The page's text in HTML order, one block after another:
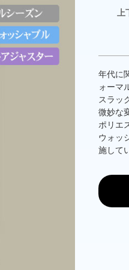
年代に
ォーマ
スラッ
微妙な
ポリエ
ウォッ
施して